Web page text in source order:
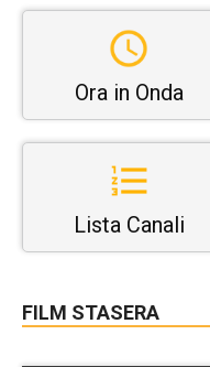
Ora in Onda
Lista Canali
FILM STASERA